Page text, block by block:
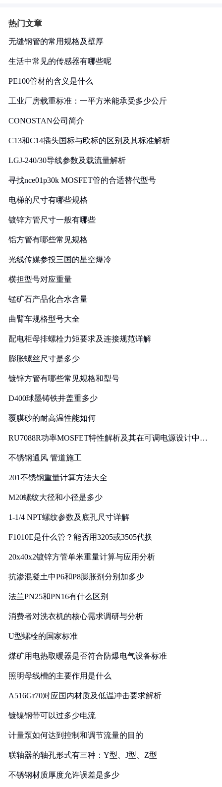
热门文章
无缝钢管的常用规格及壁厚
生活中常见的传感器有哪些呢
PE100管材的含义是什么
工业厂房载重标准：一平方米能承受多少公斤
CONOSTAN公司简介
C13和C14插头国标与欧标的区别及其标准解析
LGJ-240/30导线参数及载流量解析
寻找nce01p30k MOSFET管的合适替代型号
电梯的尺寸有哪些规格
镀锌方管尺寸一般有哪些
铝方管有哪些常见规格
光线传媒参投三国的星空爆冷
横担型号对应重量
锰矿石产品化合水含量
曲臂车规格型号大全
配电柜母排螺栓力矩要求及连接规范详解
膨胀螺丝尺寸是多少
镀锌方管有哪些常见规格和型号
D400球墨铸铁井盖重多少
覆膜砂的耐高温性能如何
RU7088R功率MOSFET特性解析及其在可调电源设计中的
不锈钢通风 管道施工
201不锈钢重量计算方法大全
M20螺纹大径和小径是多少
1-1/4 NPT螺纹参数及底孔尺寸详解
F1010E是什么管？能否用3205或3505代换
20x40x2镀锌方管单米重量计算与应用分析
抗渗混凝土中P6和P8膨胀剂分别加多少
法兰PN25和PN16有什么区别
消费者对洗衣机的核心需求调研与分析
U型螺栓的国家标准
煤矿用电热取暖器是否符合防爆电气设备标准
照明母线槽的主要作用是什么
A516Gr70对应国内材质及低温冲击要求解析
镀镍钢带可以过多少电流
计量泵如何达到控制和调节流量的目的
联轴器的轴孔形式有三种：Y型、J型、Z型
不锈钢材质厚度允许误差是多少